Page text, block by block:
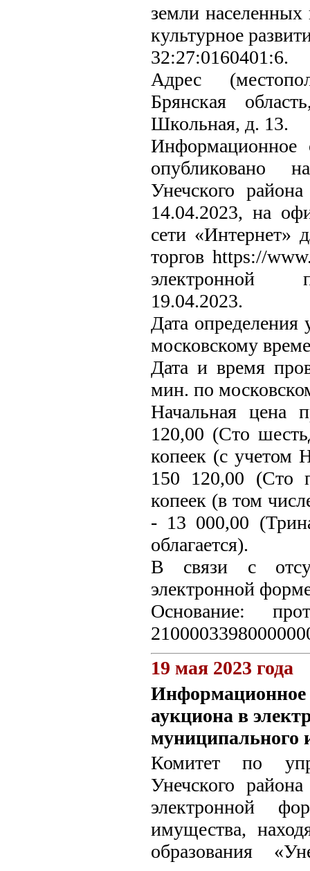
земли населенных
культурное
32:27:0160401:6.
Адрес
Брянская
Школьная, д. 13.
Информационное
опубликовано
Унечского
14.04.2023, на
сети «Интернет»
торгов https://
электронной
19.04.2023.
Дата определения
московскому
Дата и время
мин. по
Начальная цена
120,00 (Сто
копеек (с учетом
150 120,00 (Сто
копеек (в том
- 13 000,00
облагается).
В связи с
электронной
Основание:
19 мая 2023 года
Информационное
аукциона в
муниципального
Комитет по
Унечского
электронной
имущества,
образования